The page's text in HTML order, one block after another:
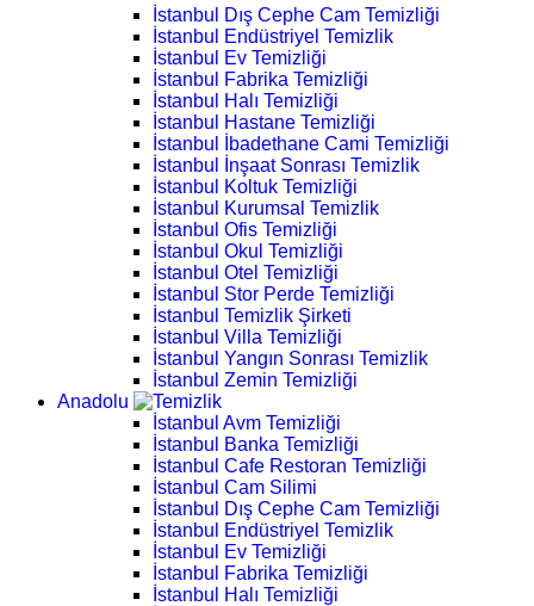
İstanbul Dış Cephe Cam Temizliği
İstanbul Endüstriyel Temizlik
İstanbul Ev Temizliği
İstanbul Fabrika Temizliği
İstanbul Halı Temizliği
İstanbul Hastane Temizliği
İstanbul İbadethane Cami Temizliği
İstanbul İnşaat Sonrası Temizlik
İstanbul Koltuk Temizliği
İstanbul Kurumsal Temizlik
İstanbul Ofis Temizliği
İstanbul Okul Temizliği
İstanbul Otel Temizliği
İstanbul Stor Perde Temizliği
İstanbul Temizlik Şirketi
İstanbul Villa Temizliği
İstanbul Yangın Sonrası Temizlik
İstanbul Zemin Temizliği
Anadolu
İstanbul Avm Temizliği
İstanbul Banka Temizliği
İstanbul Cafe Restoran Temizliği
İstanbul Cam Silimi
İstanbul Dış Cephe Cam Temizliği
İstanbul Endüstriyel Temizlik
İstanbul Ev Temizliği
İstanbul Fabrika Temizliği
İstanbul Halı Temizliği